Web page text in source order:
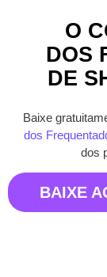
O
DOS
DE
Baixe
dos
dos
BAIXE